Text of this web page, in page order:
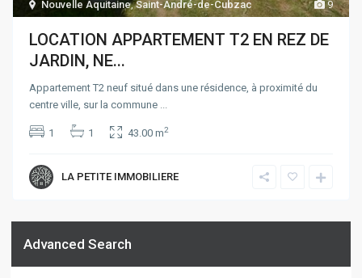
9
Nouvelle Aquitaine,Saint-André-de-Cubzac
LOCATION APPARTEMENT T2 EN REZ DE
JARDIN, NE...
Appartement T2 neuf situé dans une résidence, à proximité du
centre ville, sur la commune
1 1 43.00 m2
LA PETITE IMMOBILIERE
Advanced Search